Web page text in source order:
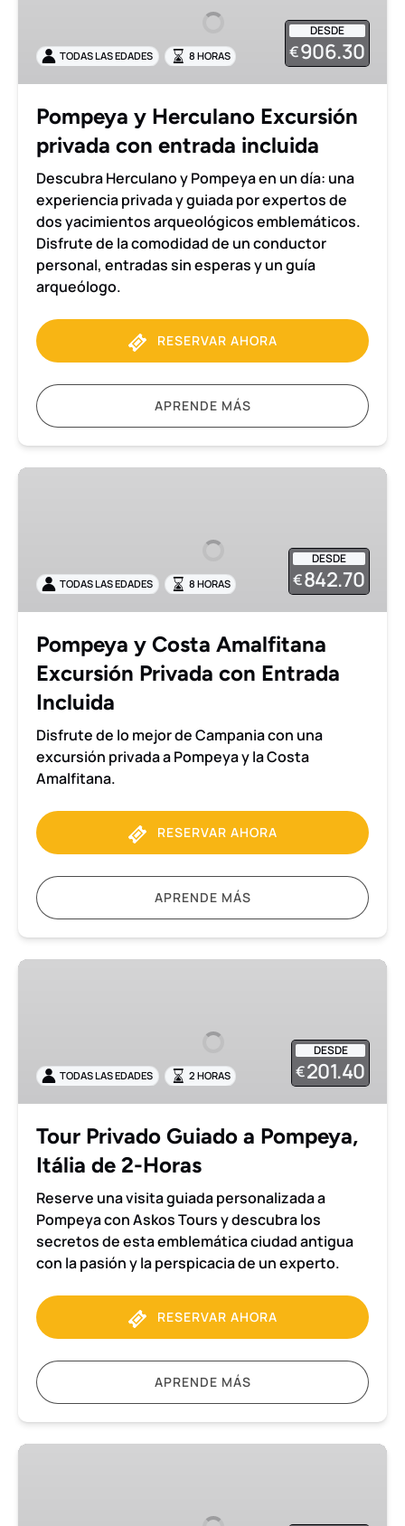
con
entrada
DESDE
€906.30
TODAS LAS EDADES 8 HORAS
Pompeya y Herculano Excursión
privada con entrada incluida
Descubra Herculano y Pompeya en un día: una
experiencia privada y guiada por expertos de
dos yacimientos arqueológicos emblemáticos.
Disfrute de la comodidad de un conductor
personal, entradas sin esperas y un guía
arqueólogo.
RESERVAR AHORA
APRENDE MÁS
Pompeya
Privada
con
Incluida
DESDE
€842.70
TODAS LAS EDADES 8 HORAS
Pompeya y Costa Amalfitana
Excursión Privada con Entrada
Incluida
Disfrute de lo mejor de Campania con una
excursión privada a Pompeya y la Costa
Amalfitana.
RESERVAR AHORA
APRENDE MÁS
Tour
Itália
de
Horas
DESDE
€201.40
TODAS LAS EDADES 2 HORAS
Tour Privado Guiado a Pompeya,
Itália de 2-Horas
Reserve una visita guiada personalizada a
Pompeya con Askos Tours y descubra los
secretos de esta emblemática ciudad antigua
con la pasión y la perspicacia de un experto.
RESERVAR AHORA
APRENDE MÁS
Excursión